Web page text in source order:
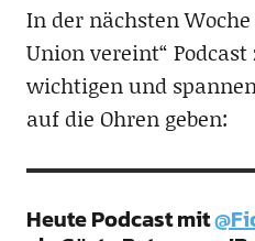
In der nächsten
Union vereint“
wichtigen und
auf die Ohren geben:
Heute Podcast mit